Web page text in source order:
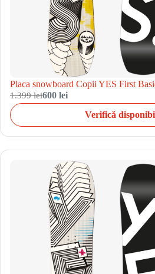
Placa snowboard Copii YES First
1.399 lei600 lei
Verifică